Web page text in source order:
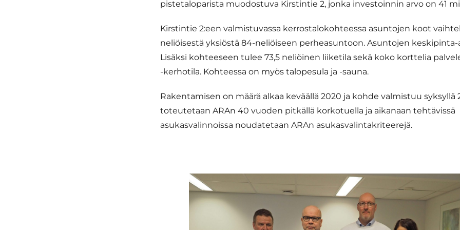
pistetaloparista muodostuva Kirstintie 2, jonka investoinnin arvo on 41
Kirstintie 2:een valmistuvassa kerrostalokohteessa asuntojen koot
neliöisestä yksiöstä 84-neliöiseen perheasuntoon. Asuntojen keskipinta-
Lisäksi kohteeseen tulee 73,5 neliöinen liiketila sekä koko korttelia
-kerhotila. Kohteessa on myös talopesula ja -sauna.
Rakentamisen on määrä alkaa keväällä 2020 ja kohde valmistuu syksyllä
toteutetaan ARAn 40 vuoden pitkällä korkotuella ja aikanaan tehtävissä
asukasvalinnoissa noudatetaan ARAn asukasvalintakriteerejä.